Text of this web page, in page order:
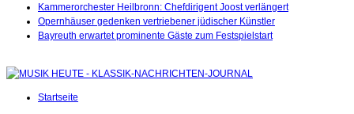
Kammerorchester Heilbronn: Chefdirigent Joost verlängert
Opernhäuser gedenken vertriebener jüdischer Künstler
Bayreuth erwartet prominente Gäste zum Festspielstart
Startseite